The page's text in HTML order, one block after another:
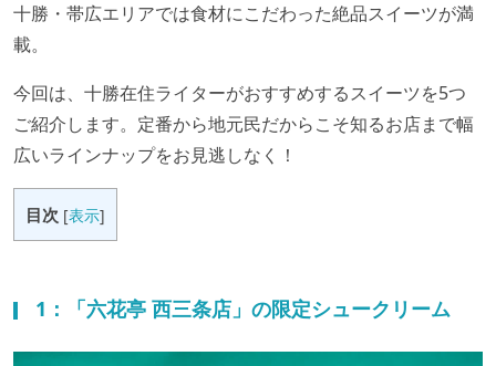
十勝・帯広エリアでは食材にこだわった絶品スイーツが満
載。
今回は、十勝在住ライターがおすすめするスイーツを5つ
ご紹介します。定番から地元民だからこそ知るお店まで幅
広いラインナップをお見逃しなく！
目次 [表示]
1：「六花亭 西三条店」の限定シュークリーム